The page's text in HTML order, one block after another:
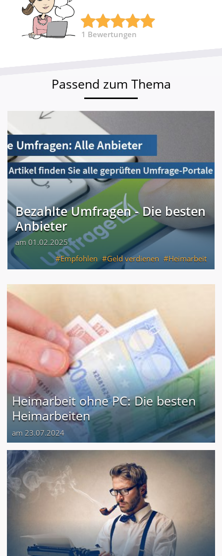
1 Bewertungen
Passend zum Thema
Bezahlte Umfragen - Die besten
Anbieter
am 01.02.2025
Empfohlen
Geld verdienen Heimarbeit
Heimarbeit ohne PC: Die besten
Heimarbeiten
am 23.07.2024